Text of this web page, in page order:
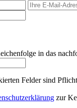
in das
Felder sind
zur